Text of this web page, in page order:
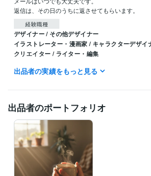
返信は、その日のうちに返させてもらいます。
経験職種
デザイナー / その他デザイナー
イラストレーター・漫画家 / キャラクターデザイ
クリエイター / ライター・編集
職歴
出品者の実績をもっと見る
出品者のポートフォリオ